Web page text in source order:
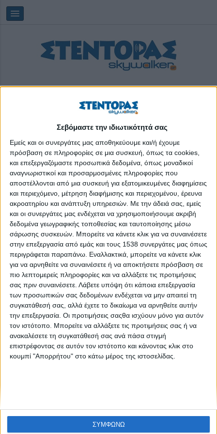
Σεβόμαστε την ιδιωτικότητά σας
Εμείς και οι συνεργάτες μας αποθηκεύουμε και/ή έχουμε
πρόσβαση σε πληροφορίες σε μια συσκευή, όπως τα cookies,
και επεξεργαζόμαστε προσωπικά δεδομένα, όπως μοναδικοί
αναγνωριστικοί και προσαρμοσμένες πληροφορίες που
αποστέλλονται από μια συσκευή για εξατομικευμένες διαφημίσεις
και περιεχόμενο, μέτρηση διαφήμισης και περιεχομένου, έρευνα
ακροατηρίου και ανάπτυξη υπηρεσιών. Με την άδειά σας, εμείς
και οι συνεργάτες μας ενδέχεται να χρησιμοποιήσουμε ακριβή
δεδομένα γεωγραφικής τοποθεσίας και ταυτοποίησης μέσω
σάρωσης συσκευών. Μπορείτε να κάνετε κλικ για να συναινέσετε
στην επεξεργασία από εμάς και τους 1538 συνεργάτες μας όπως
περιγράφεται παραπάνω. Εναλλακτικά, μπορείτε να κάνετε κλικ
για να αρνηθείτε να συναινέσετε ή να αποκτήσετε πρόσβαση σε
πιο λεπτομερείς πληροφορίες και να αλλάξετε τις προτιμήσεις
σας πριν συναινέσετε. Λάβετε υπόψη ότι κάποια επεξεργασία
των προσωπικών σας δεδομένων ενδέχεται να μην απαιτεί τη
συγκατάθεσή σας, αλλά έχετε το δικαίωμα να αρνηθείτε αυτήν
την επεξεργασία. Οι προτιμήσεις σαςθα ισχύουν μόνο για αυτόν
τον ιστότοπο. Μπορείτε να αλλάξετε τις προτιμήσεις σας ή να
ανακαλέσετε τη συγκατάθεσή σας ανά πάσα στιγμή
επιστρέφοντας σε αυτόν τον ιστότοπο και κάνοντας κλικ στο
κουμπί "Απορρήτου" στο κάτω μέρος της ιστοσελίδας.
ΣΥΜΦΩΝΩ
Δευτέρα, 10/08/202620:38:29
δημιουργικότητα
Like like #14
None feed
CONNECT